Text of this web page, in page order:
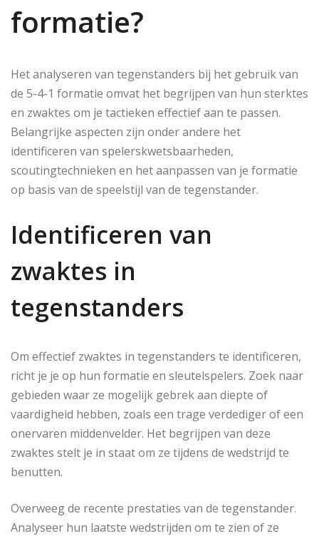
formatie?
Het analyseren van tegenstanders bij het gebruik van
de 5-4-1 formatie omvat het begrijpen van hun sterktes
en zwaktes om je tactieken effectief aan te passen.
Belangrijke aspecten zijn onder andere het
identificeren van spelerskwetsbaarheden,
scoutingtechnieken en het aanpassen van je formatie
op basis van de speelstijl van de tegenstander.
Identificeren van
zwaktes in
tegenstanders
Om effectief zwaktes in tegenstanders te identificeren,
richt je je op hun formatie en sleutelspelers. Zoek naar
gebieden waar ze mogelijk gebrek aan diepte of
vaardigheid hebben, zoals een trage verdediger of een
onervaren middenvelder. Het begrijpen van deze
zwaktes stelt je in staat om ze tijdens de wedstrijd te
benutten.
Overweeg de recente prestaties van de tegenstander.
Analyseer hun laatste wedstrijden om te zien of ze